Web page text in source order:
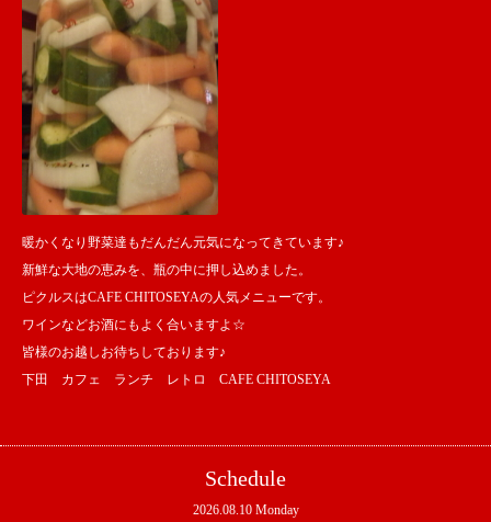
暖かくなり野菜達もだんだん元気になってきています♪
新鮮な大地の恵みを、瓶の中に押し込めました。
ピクルスはCAFE CHITOSEYAの人気メニューです。
ワインなどお酒にもよく合いますよ☆
皆様のお越しお待ちしております♪
下田 カフェ ランチ レトロ CAFE CHITOSEYA
Schedule
2026.08.10 Monday